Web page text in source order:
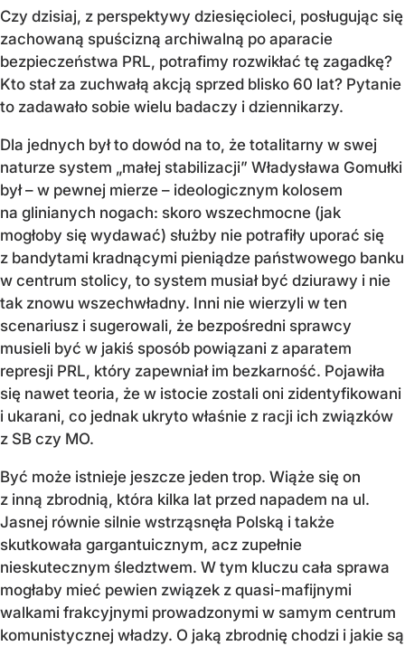
Czy dzisiaj, z perspektywy dziesięcioleci, posługując się
zachowaną spuścizną archiwalną po aparacie
bezpieczeństwa PRL, potrafimy rozwikłać tę zagadkę?
Kto stał za zuchwałą akcją sprzed blisko 60 lat? Pytanie
to zadawało sobie wielu badaczy i dziennikarzy.
Dla jednych był to dowód na to, że totalitarny w swej
naturze system „małej stabilizacji” Władysława Gomułki
był – w pewnej mierze – ideologicznym kolosem
na glinianych nogach: skoro wszechmocne (jak
mogłoby się wydawać) służby nie potrafiły uporać się
z bandytami kradnącymi pieniądze państwowego banku
w centrum stolicy, to system musiał być dziurawy i nie
tak znowu wszechwładny. Inni nie wierzyli w ten
scenariusz i sugerowali, że bezpośredni sprawcy
musieli być w jakiś sposób powiązani z aparatem
represji PRL, który zapewniał im bezkarność. Pojawiła
się nawet teoria, że w istocie zostali oni zidentyfikowani
i ukarani, co jednak ukryto właśnie z racji ich związków
z SB czy MO.
Być może istnieje jeszcze jeden trop. Wiąże się on
z inną zbrodnią, która kilka lat przed napadem na ul.
Jasnej równie silnie wstrząsnęła Polską i także
skutkowała gargantuicznym, acz zupełnie
nieskutecznym śledztwem. W tym kluczu cała sprawa
mogłaby mieć pewien związek z quasi-mafijnymi
walkami frakcyjnymi prowadzonymi w samym centrum
komunistycznej władzy. O jaką zbrodnię chodzi i jakie są